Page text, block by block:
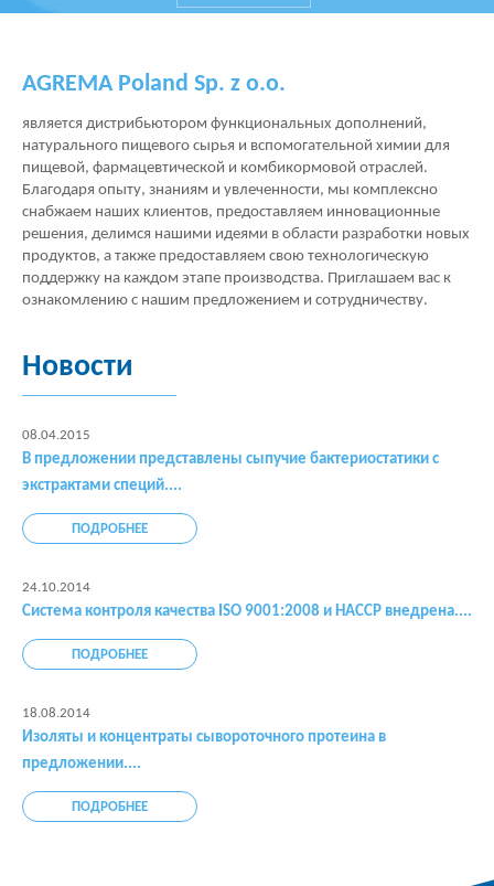
AGREMA Poland Sp. z o.o.
является дистрибьютором функциональных дополнений,
натурального пищевого сырья и вспомогательной химии для
пищевой, фармацевтической и комбикормовой отраслей.
Благодаря опыту, знаниям и увлеченности, мы комплексно
снабжаем наших клиентов, предоставляем инновационные
решения, делимся нашими идеями в области разработки новых
продуктов, а также предоставляем свою технологическую
поддержку на каждом этапе производства. Приглашаем вас к
ознакомлению с нашим предложением и сотрудничеству.
Новости
08.04.2015
В предложении представлены сыпучие бактериостатики с
экстрактами специй....
ПОДРОБНЕЕ
24.10.2014
Система контроля качества ISO 9001:2008 и HACCP внедрена....
ПОДРОБНЕЕ
18.08.2014
Изоляты и концентраты сывороточного протеина в
предложении....
ПОДРОБНЕЕ